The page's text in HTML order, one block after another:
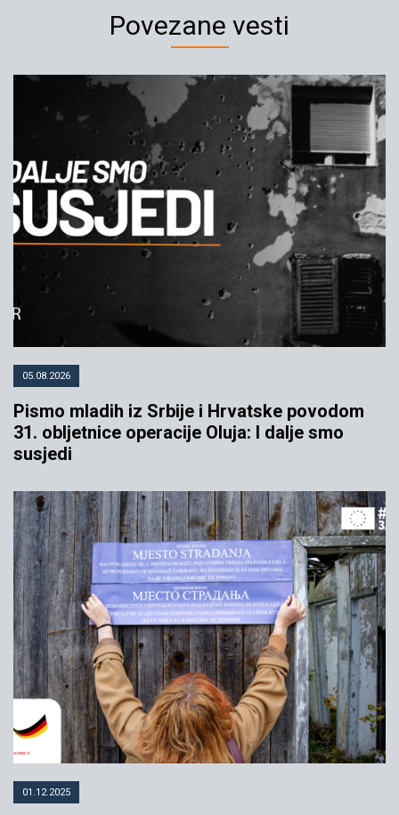
Reakcija YIHR Hrvatska i YIHR
Srbija na jučerašnji govor
hrvatskog premijera Plenkovića
povodom 25. godišnjice VRO
Oluja
06.08.2020
Povezane vesti
05.08.2026
Pismo mladih iz Srbije i Hrvatske povodom
31. obljetnice operacije Oluja: I dalje smo
susjedi
01.12.2025